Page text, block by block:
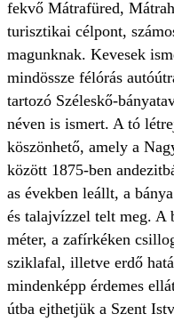
fekvő Mátrafüred,
turisztikai célpont,
magunknak. Kevesek
mindössze félórás
tartozó Széleskő-
néven is ismert. A tó
köszönhető, amely a
között 1875-ben
as években leállt, a
és talajvízzel telt meg. A
méter, a zafírkéken
sziklafal, illetve erdő
mindenképp érdemes
útba ejthetjük a Szent